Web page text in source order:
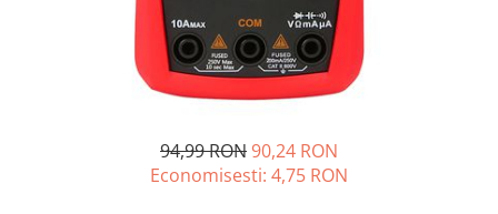
94,99 RON90,24 RON
Economisesti: 4,75 RON